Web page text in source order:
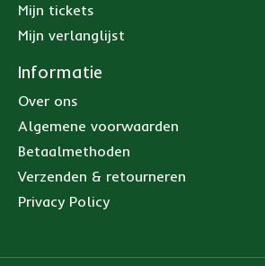
Mijn tickets
Mijn verlanglijst
Informatie
Over ons
Algemene voorwaarden
Betaalmethoden
Verzenden & retourneren
Privacy Policy